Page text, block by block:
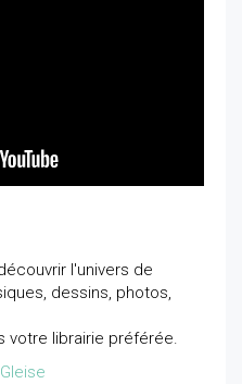
l'univers de
dessins, photos,
votre librairie préférée.